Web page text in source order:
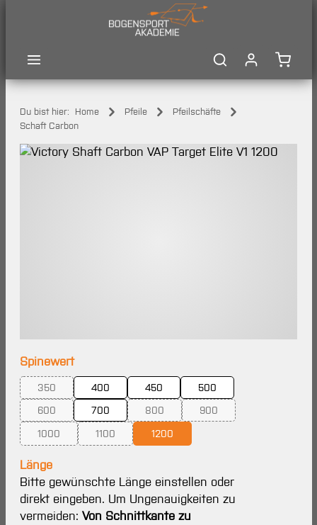
Du bist hier: Home Pfeile
Pfeilschäfte
Schaft Carbon
Bildergalerie überspringen
Spinewertauswählen
350
(Diese Option ist zurzeit nicht verfügbar.)
400 450
500
600
(Diese Option ist zurzeit nicht verfügbar.)
700 800
(Diese Option ist zurzeit nicht
900
(Diese Option ist zurzeit
1000
(Diese Option ist zurzeit nicht verfügbar.)
1100
(Diese Option ist zurzeit nicht verfügbar.)
1200
Länge
Bitte gewünschte Länge einstellen oder
direkt eingeben. Um Ungenauigkeiten zu
vermeiden: Von Schnittkante zu